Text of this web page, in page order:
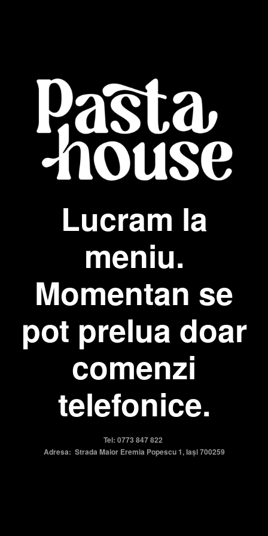
Lucram la
meniu.
Momentan se
pot prelua doar
comenzi
telefonice.
Tel: 0773 847 822
Adresa: Strada Maior Eremia Popescu 1, Iași 700259